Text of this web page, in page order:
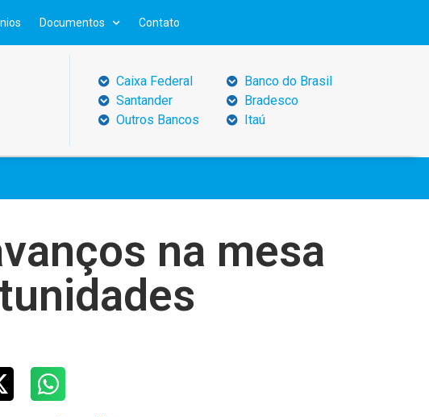
Documentos Contato
Caixa Federal
Santander
Outros Bancos
Banco do Brasil
Bradesco
Itaú
na mesa